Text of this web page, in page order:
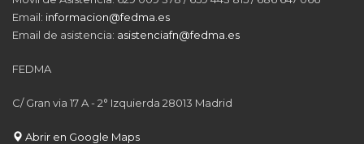
Email: informacion@fedma.es
Email de asistencia: asistenciafn@fedma.es
FEDMA
C/ Gran via 17 A - 2° Izquierda 28013 Madrid
Abrir en Google Maps